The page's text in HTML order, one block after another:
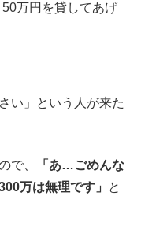
万円を貸してあげ
い」という人が来た
で、
「あ…ごめんな
万は無理です」
と